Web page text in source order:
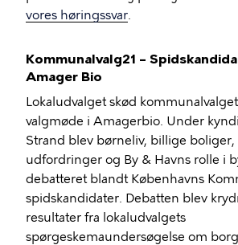
vores høringssvar.
Kommunalvalg21 –
Amager Bio
Lokaludvalget skød
valgmøde i Amagerbio. Under
Strand blev børneliv, billige boliger,
udfordringer og By & Havns rolle i
debatteret blandt Københavns
spidskandidater. Debatten blev
resultater fra lokaludvalgets
spørgeskemaundersøgelse om